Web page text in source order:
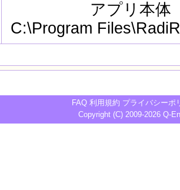
アプリ本体
C:\Program
FAQ 利用規約 プライバシーポ
Copyright (C) 2009-2026 Q-